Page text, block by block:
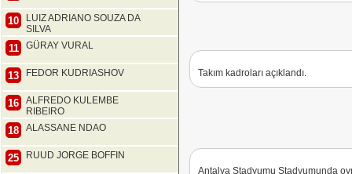
10
LUIZ ADRIANO SOUZA DA
SILVA
11 GÜRAY VURAL
13 FEDOR KUDRIASHOV
16
ALFREDO KULEMBE
RIBEIRO
18 ALASSANE NDAO
25 RUUD JORGE BOFFIN
Takım kadroları açıklandı.
Antalya Stadyumu Stadyumunda